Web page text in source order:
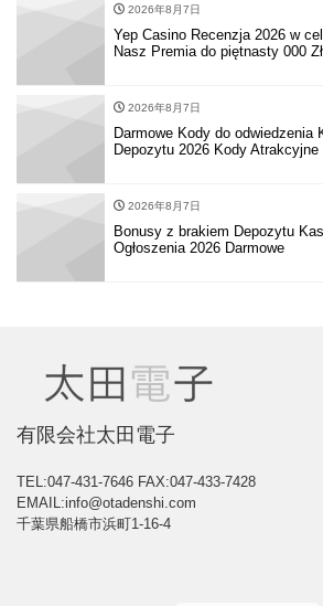
2026年8月7日
Yep Casino Recenzja 2026 w
Nasz Premia do piętnasty 000 Zł
2026年8月7日
Darmowe Kody do odwiedzenia
Depozytu 2026 Kody Atrakcyjne
2026年8月7日
Bonusy z brakiem Depozytu
Ogłoszenia 2026 Darmowe
有限会社太田電子
TEL:047-431-7646 FAX:047-433-7428
EMAIL:info@otadenshi.com
千葉県船橋市浜町1-16-4